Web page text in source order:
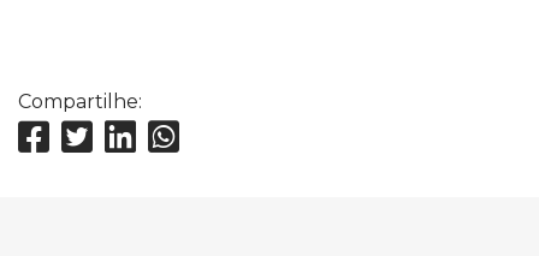
Compartilhe: